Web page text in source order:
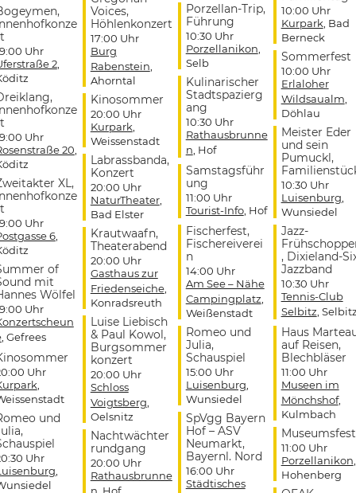
Uhr
2,
Uhr
20
XL,
Uhr
6,
of
mit
Wölfel
Uhr
, Gefrees
Uhr
und
Uhr
Voices,
Höhlenkonzert
17:00 Uhr
Burg
Rabenstein
Ahorntal
Kinosommer
20:00 Uhr
Kurpark
Weissenstadt
Labrassbanda,
Konzert
20:00 Uhr
NaturTheater,
Bad Elster
Krautwaafn,
Theaterabend
20:00 Uhr
Gasthaus zur
Friedenseiche,
Konradsreuth
Luise Liebisch
& Paul Kowol,
Burgsommer
konzert
20:00 Uhr
Schloss
Voigtsberg
Oelsnitz
Nachtwächter
rundgang
20:00 Uhr
Rathausbrunne
Porzellan-Trip,
Führung
10:30 Uhr
Porzellanikon
Selb
Kulinarischer
Stadtspazierg
ang
10:30 Uhr
Rathausbrunne
n , Hof
Samstagsführ
ung
11:00 Uhr
Tourist-Info, Hof
Fischerfest,
Fischereiverei
n
14:00 Uhr
Am See – Nähe
Campingplatz
Weißenstadt
Romeo und
Julia,
Schauspiel
15:00 Uhr
Luisenburg
Wunsiedel
SpVgg Bayern
Hof – ASV
Neumarkt,
Bayernl. Nord
16:00 Uhr
Städtisches
10:00 Uhr
Kurpark , Bad
Berneck
Sommerfest
10:00 Uhr
Erlaloher
Wildsaualm
Döhlau
Meister Eder
und sein
Pumuckl,
10:30 Uhr
Luisenburg
Wunsiedel
Jazz-
, Dixieland-
Jazzband
10:30 Uhr
Tennis-Club
Selbitz ,
Haus
auf Reisen,
Blechbläser
11:00 Uhr
Museen im
Mönchshof,
Kulmbach
Museumsfest
11:00 Uhr
Porzellanikon
Hohenberg